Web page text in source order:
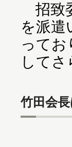
招致
を派遣
って
して
竹田会